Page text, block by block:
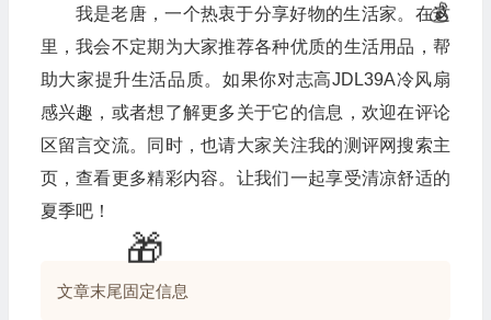
我是老唐，一个热衷于分享好物的生活家。在这
里，我会不定期为大家推荐各种优质的生活用品，帮
助大家提升生活品质。如果你对志高JDL39A冷风扇
感兴趣，或者想了解更多关于它的信息，欢迎在评论
区留言交流。同时，也请大家关注我的测评网搜索主
页，查看更多精彩内容。让我们一起享受清凉舒适的
夏季吧！
文章末尾固定信息
💰
🎁